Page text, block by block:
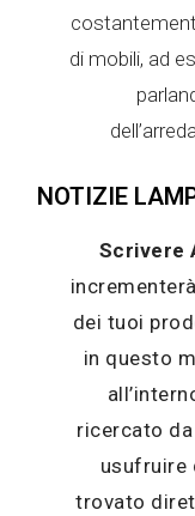
di mobili, ad
NOTIZIE
Scrivere
dei tuoi
in questo
ricercato
usufruire
trovato